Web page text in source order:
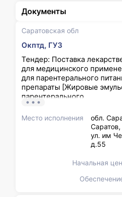
Саратовская обл
Окптд, ГУЗ
Тендер: Поставка
для медицинского
для парентерального
препараты [Жировые
парентерального
Место исполнения
обл.
ул. им
д.55
Начальная
Документы